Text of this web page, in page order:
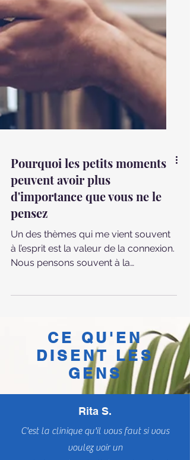
Pourquoi les petits moments
peuvent avoir plus
d'importance que vous ne le
pensez
Un des thèmes qui me vient souvent
Nous pensons souvent à la
avec un partenaire ou un ami proche,
ou encore un lien important avec
quelqu’un qui peut faire avancer
notre carrière ou aider nos enfants.
Tout cela est certes important, mais
ce sur quoi je veux me concentrer ici
n’a rien de grand ni de dramatique. Il
s’agit de petits moments humains qui
nous rappellent q
CE QU'EN
DISENT LES
GENS
Rita S.